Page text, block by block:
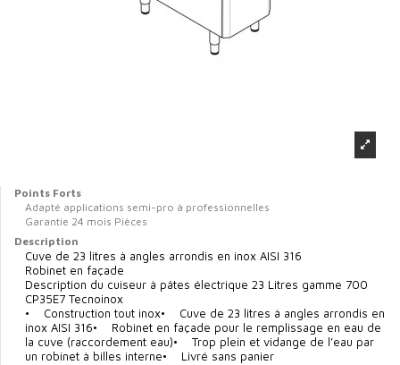
Points Forts
Adapté applications semi-pro à professionnelles
Garantie 24 mois Pièces
Description
Cuve de 23 litres à angles arrondis en inox AISI 316
Robinet en façade
Description du cuiseur à pâtes électrique 23 Litres gamme 700
CP35E7 Tecnoinox
• Construction tout inox• Cuve de 23 litres à angles arrondis en
inox AISI 316• Robinet en façade pour le remplissage en eau de
la cuve (raccordement eau)• Trop plein et vidange de l’eau par
un robinet à billes interne• Livré sans panier